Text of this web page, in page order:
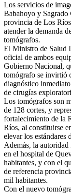
Los servicios de
Babahoyo y Sagrado
provincia de Los
atender la demanda
tomógrafos.
El Ministro de Salud
oficial de ambos
Gobierno Nacional,
tomógrafo se invirtió
diagnóstico
de cirugías
Los tomógrafos son
de 128 cortes, y
fortalecimiento de la
Ríos, al constituirse
elevar los estándares
Además, la
en el hospital de
habitantes, y con el
de referencia
mil habitantes.
Con el nuevo